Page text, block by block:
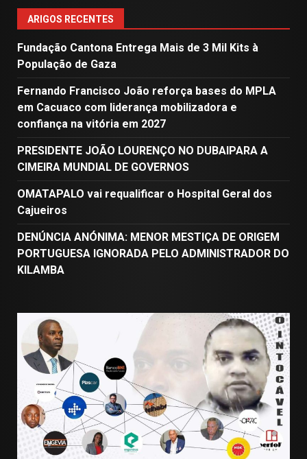
ARIGOS RECENTES
Fundação Cantona Entrega Mais de 3 Mil Kits à
População de Gaza
Fernando Francisco João reforça bases do MPLA
em Cacuaco com liderança mobilizadora e
confiança na vitória em 2027
PRESIDENTE JOÃO LOURENÇO NO DUBAIPARA A
CIMEIRA MUNDIAL DE GOVERNOS
OMATAPALO vai requalificar o Hospital Geral dos
Cajueiros
DENÚNCIA ANÓNIMA: MENOR MESTIÇA DE ORIGEM
PORTUGUESA IGNORADA PELO ADMINISTRADOR DO
KILAMBA